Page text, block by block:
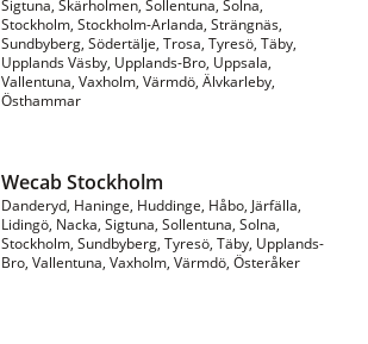
Sigtuna, Skärholmen, Sollentuna, Solna,
Stockholm, Stockholm-Arlanda, Strängnäs,
Sundbyberg, Södertälje, Trosa, Tyresö, Täby,
Upplands Väsby, Upplands-Bro, Uppsala,
Vallentuna, Vaxholm, Värmdö, Älvkarleby,
Östhammar
Wecab Stockholm
Danderyd, Haninge, Huddinge, Håbo, Järfälla,
Lidingö, Nacka, Sigtuna, Sollentuna, Solna,
Stockholm, Sundbyberg, Tyresö, Täby, Upplands-
Bro, Vallentuna, Vaxholm, Värmdö, Österåker